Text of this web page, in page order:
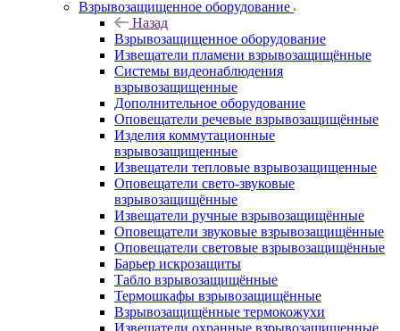
Взрывозащищенное оборудование
Назад
Взрывозащищенное оборудование
Извещатели пламени взрывозащищённые
Системы видеонаблюдения
взрывозащищенные
Дополнительное оборудование
Оповещатели речевые взрывозащищённые
Изделия коммутационные
взрывозащищенные
Извещатели тепловые взрывозащищенные
Оповещатели свето-звуковые
взрывозащищённые
Извещатели ручные взрывозащищённые
Оповещатели звуковые взрывозащищённые
Оповещатели световые взрывозащищённые
Барьер искрозащиты
Табло взрывозащищённые
Термошкафы взрывозащищённые
Взрывозащищённые термокожухи
Извещатели охранные взрывозащищенные